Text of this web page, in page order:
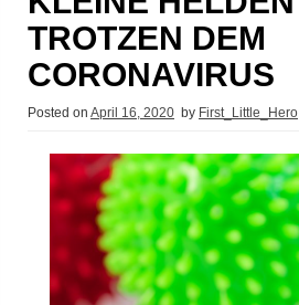
TROTZEN DEM
CORONAVIRUS
Posted on April 16, 2020 by First_Little_Hero